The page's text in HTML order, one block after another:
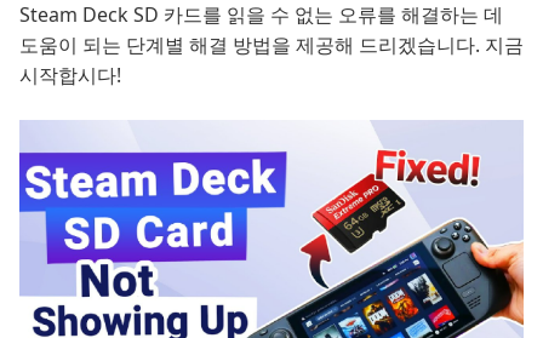
Steam Deck SD 카드를 읽을 수 없는 오류를 해결하는 데
도움이 되는 단계별 해결 방법을 제공해 드리겠습니다. 지금
시작합시다!